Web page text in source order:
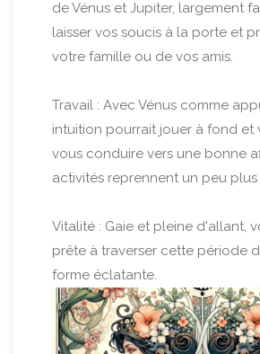
de Vénus et Jupiter, largement
laisser vos soucis à la porte et
votre famille ou de vos amis.
Travail : Avec Vénus comme
intuition pourrait jouer à fond et
vous conduire vers une bonne
activités reprennent un peu plus
Vitalité : Gaie et pleine d'allant,
prête à traverser cette période
forme éclatante.